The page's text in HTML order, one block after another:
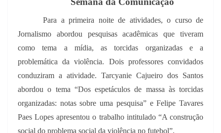
Para a primeira noite de atividades, o curso de
Jornalismo abordou pesquisas acadêmicas que tiveram
como tema a mídia, as torcidas organizadas e a
problemática da violência. Dois professores convidados
conduziram a atividade. Tarcyanie Cajueiro dos Santos
abordou o tema “Dos espetáculos de massa às torcidas
organizadas: notas sobre uma pesquisa” e Felipe Tavares
Paes Lopes apresentou o trabalho intitulado “A construção
social do problema social da violência no futebol”.